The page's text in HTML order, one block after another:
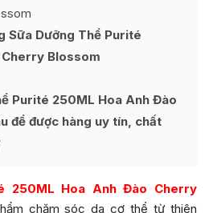
Sữa Dưỡng Thể Purité
Blossom
Purité 250ML Hoa Anh Đào
để được hàng uy tín, chất
250ML Hoa Anh Đào Cherry
chăm sóc da cơ thể từ thiên